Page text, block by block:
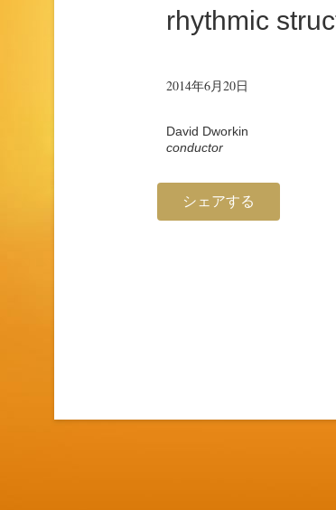
rhythmic
2014年6月20日
David Dworkin
conductor
シェアする